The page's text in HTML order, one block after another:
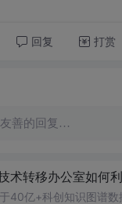
回复 打赏
善的回复…
术转移办公室如何
40亿+科创知识图谱